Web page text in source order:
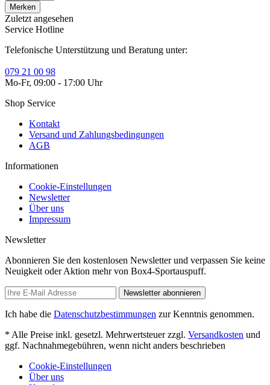
Merken
Zuletzt angesehen
Service Hotline
Telefonische Unterstützung und Beratung unter:
079 21 00 98
Mo-Fr, 09:00 - 17:00 Uhr
Shop Service
Kontakt
Versand und Zahlungsbedingungen
AGB
Informationen
Cookie-Einstellungen
Newsletter
Über uns
Impressum
Newsletter
Abonnieren Sie den kostenlosen Newsletter und verpassen Sie keine
Neuigkeit oder Aktion mehr von Box4-Sportauspuff.
Newsletter abonnieren
Ich habe die Datenschutzbestimmungen zur Kenntnis genommen.
* Alle Preise inkl. gesetzl. Mehrwertsteuer zzgl. Versandkosten und
ggf. Nachnahmegebühren, wenn nicht anders beschrieben
Cookie-Einstellungen
Über uns